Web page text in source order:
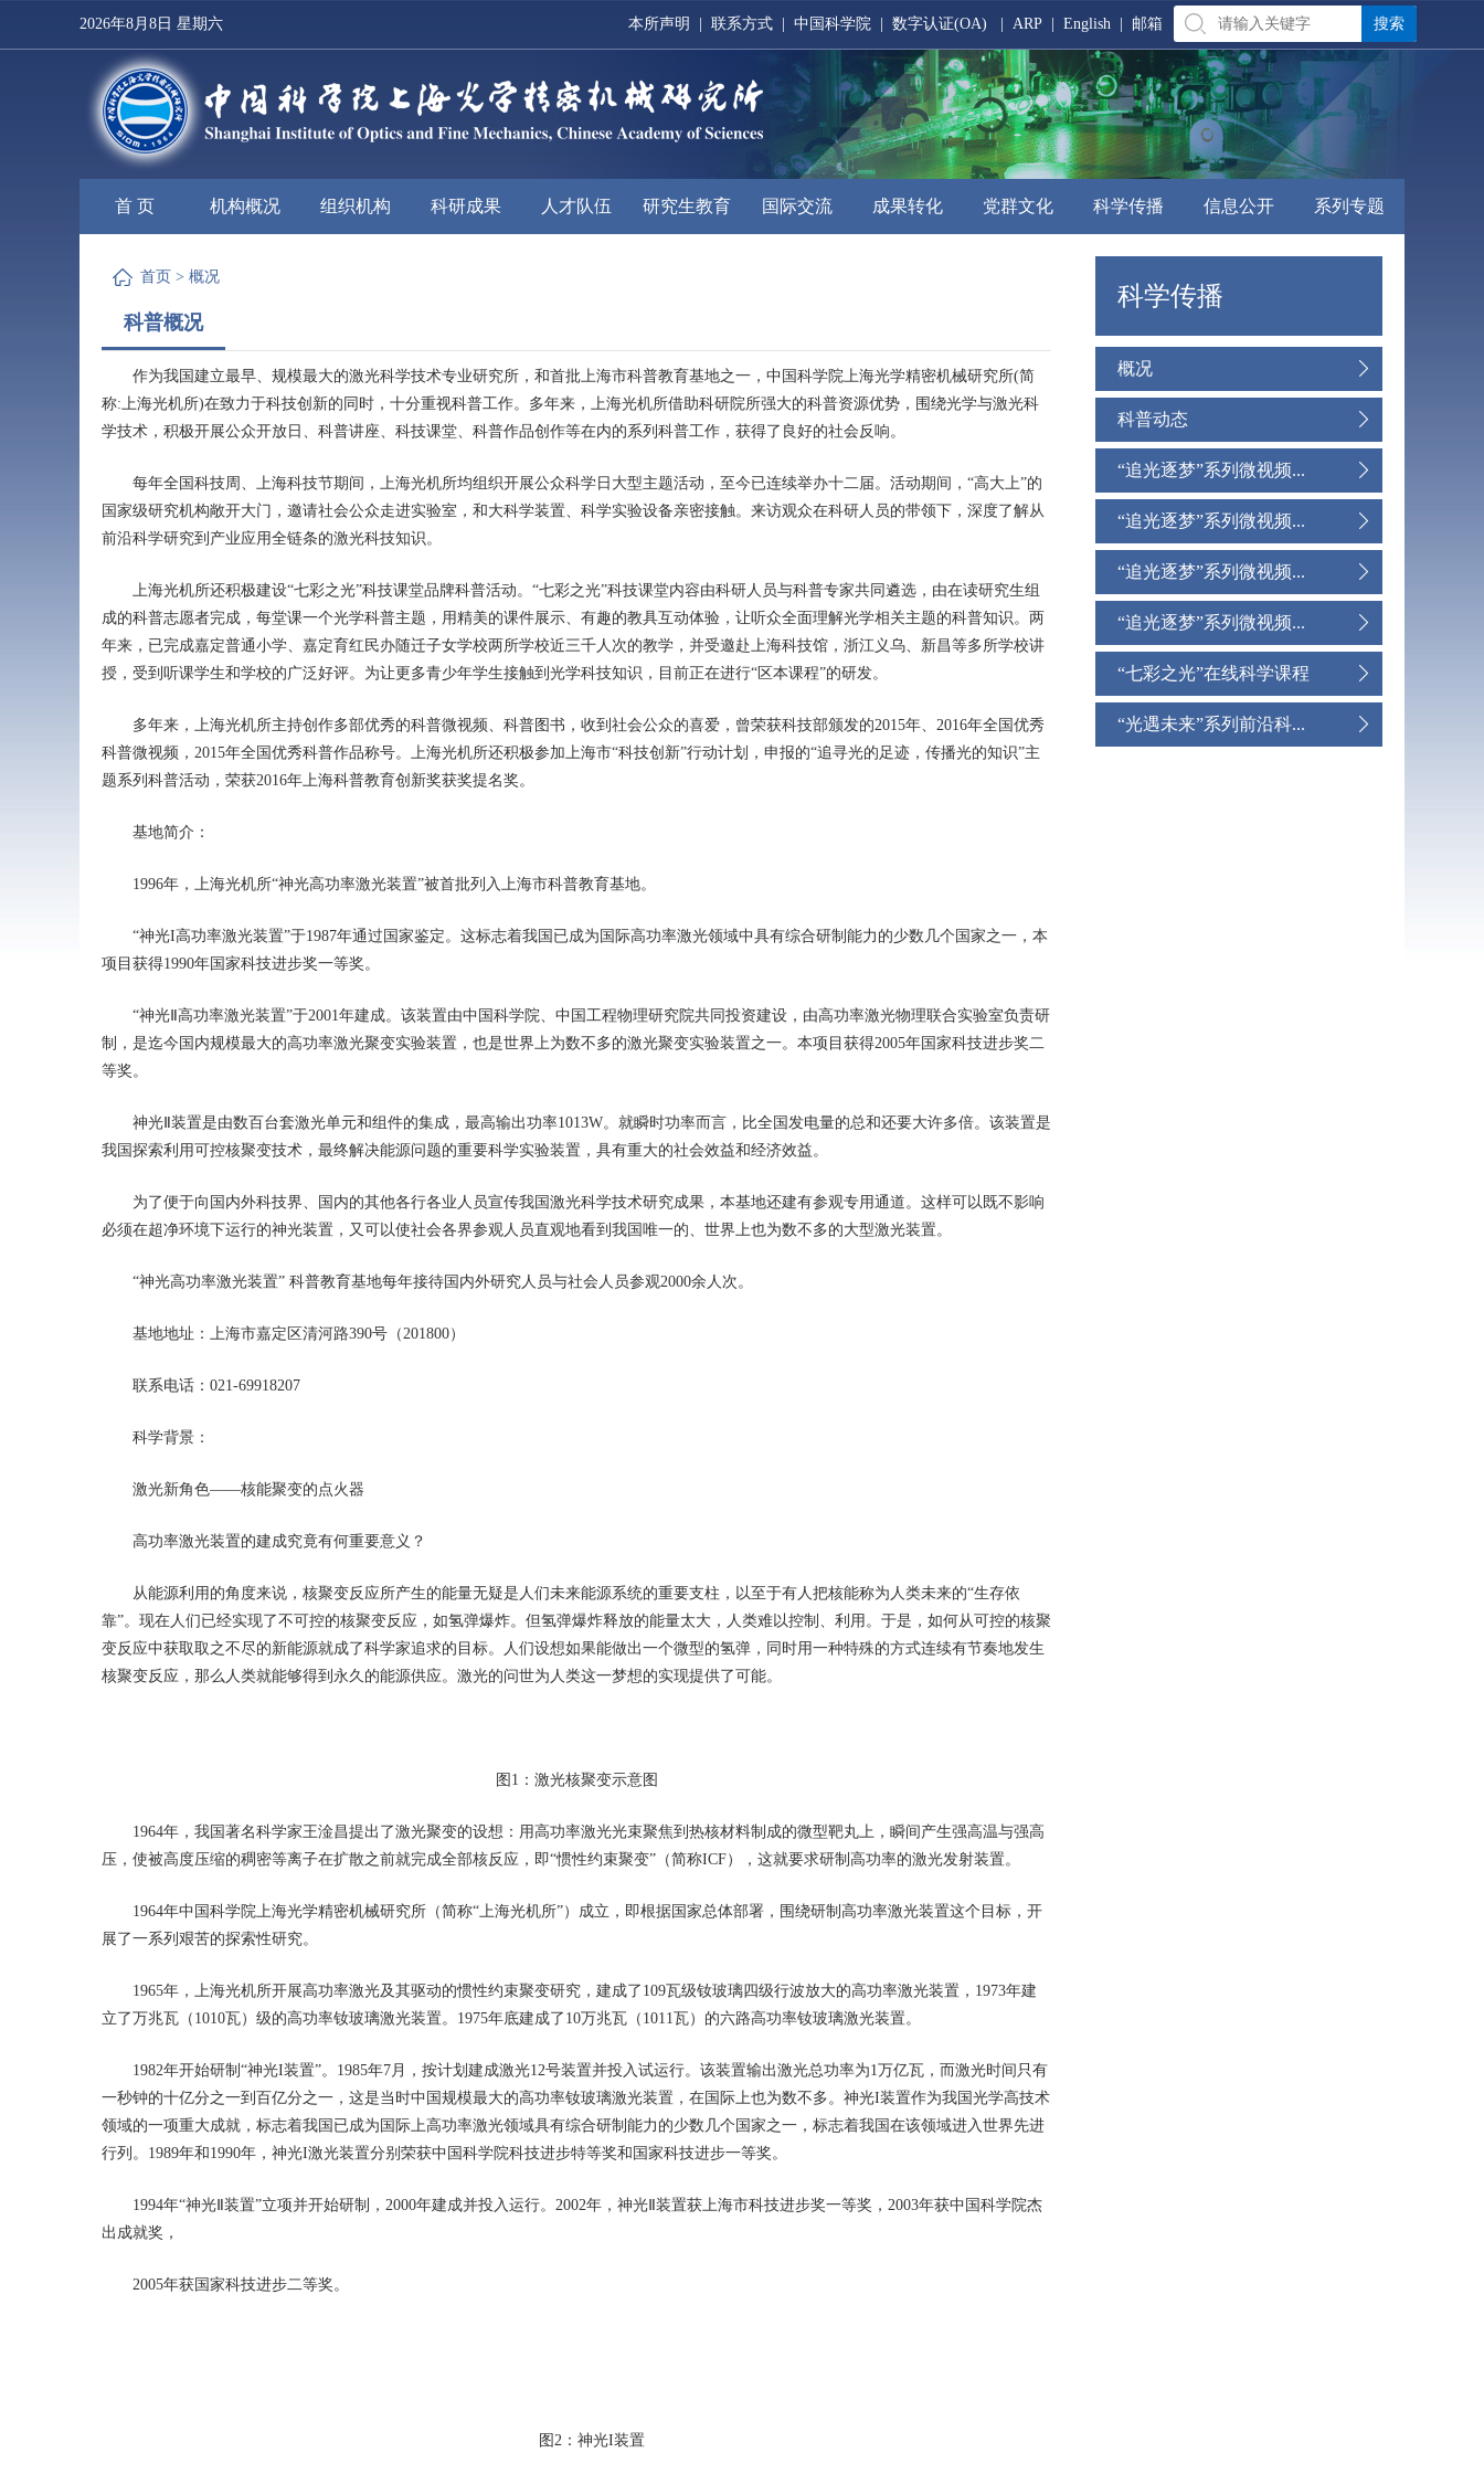
2026年8月8日 星期六 本所声明 联系方式 中国科学院 数字认证(OA) ARP English 邮箱
首 页 机构概况 组织机构 科研成果 人才队伍 研究生教育 国际交流 成果转化 党群文化 科学传播 信息公开 系列专题
首页 > 概况
科普概况
作为我国建立最早、规模最大的激光科学技术专业研究所 ，和首批上海市科普教育基地之一 ， 中国科学院上海光学精密机械研究所(简
称:上海光机所)在致力于科技创新的同时，十分重视科普工作。多年来，上海光机所借助科研院所强大的科普资源优势，围绕光学与激光科
学技术，积极开展公众开放日、科普讲座、科技课堂、科普作品创作等在内的系列科普工作，获得了良好的社会反响。
每年全国科技周、上海科技节期间 ， 上海光机所均组织开展公众科学日大型主题活动， 至今已连续举办十二届。 活动期间，“高大上”的
国家级研究机构敞开大门， 邀请社会公众走进实验室，和大科学装置、 科学实验设备亲密接触。 来访观众在科研人员的带领下，深度了解从
前沿科学研究到 产业应用全链条的激光科技知识。
上海光机所还积极建设“七彩之光”科技课堂品牌科普活动。 “七彩之光”科技课堂内容由科研人员与科普专家共同遴选，由在读研究生组
成的科普志愿者完成， 每堂课一个光学科普主题，用精美的课件展示、有趣的教具互动体验，让听众全面理解光学相关主题的科普知识。两
年来 ， 已完成嘉定普通小学、嘉定育红民办随迁子女学校两所学校近三千人次的教学， 并受邀赴上海科技馆 ， 浙江义乌、新昌等多所学校讲
授 ，受到听课学生和学校的广泛好评。 为让更多青少年学生接触到光学科技知识，目前正在进行“ 区本课程”的研发。
多年来 ， 上海光机所主持创作多部优秀的科普微视频、科普图书 ，收到社会公众的喜爱 ，曾荣获科技部颁发的2015年、 2016年全国优秀
科普微视频 ， 2015年全国优秀科普作品称号。上海光机所还积极参加上海市“科技创新”行动计划， 申报的“追寻光的足迹，传播光的知识”主
题系列科普活动，荣获2016年上海科普教育创新奖获奖提名奖。
基地简介：
1996年，上海光机所“神光高功率激光装置”被首批列入上海市科普教育基地。
“神光I高功率激光装置”于1987年通过国家鉴定。这标志着我国已成为国际高功率激光领域中具有综合研制能力的少数几个国家之一，本
项目获得1990年国家科技进步奖一等奖。
“神光Ⅱ高功率激光装置”于2001年建成。该装置由中国科学院、中国工程物理研究院共同投资建设，由高功率激光物理联合实验室负责研
制，是迄今国内规模最大的高功率激光聚变实验装置，也是世界上为数不多的激光聚变实验装置之一。本项目获得2005年国家科技进步奖二
等奖。
神光Ⅱ装置是由数百台套激光单元和组件的集成，最高输出功率1013W。就瞬时功率而言，比全国发电量的总和还要大许多倍。该装置是
我国探索利用可控核聚变技术，最终解决能源问题的重要科学实验装置，具有重大的社会效益和经济效益。
为了便于向国内外科技界、国内的其他各行各业人员宣传我国激光科学技术研究成果，本基地还建有参观专用通道。这样可以既不影响
必须在超净环境下运行的神光装置，又可以使社会各界参观人员直观地看到我国唯一的、世界上也为数不多的大型激光装置。
“神光高功率激光装置” 科普教育基地每年接待国内外研究人员与社会人员参观2000余人次。
基地地址：上海市嘉定区清河路390号（201800）
联系电话：021-69918207
科学背景：
激光新角色——核能聚变的点火器
高功率激光装置的建成究竟有何重要意义？
从能源利用的角度来说，核聚变反应所产生的能量无疑是人们未来能源系统的重要支柱，以至于有人把核能称为人类未来的“生存依
靠”。现在人们已经实现了不可控的核聚变反应，如氢弹爆炸。但氢弹爆炸释放的能量太大，人类难以控制、利用。于是，如何从可控的核聚
变反应中获取取之不尽的新能源就成了科学家追求的目标。人们设想如果能做出一个微型的氢弹，同时用一种特殊的方式连续有节奏地发生
核聚变反应，那么人类就能够得到永久的能源供应。激光的问世为人类这一梦想的实现提供了可能。
图1：激光核聚变示意图
1964年，我国著名科学家王淦昌提出了激光聚变的设想：用高功率激光光束聚焦到热核材料制成的微型靶丸上，瞬间产生强高温与强高
压，使被高度压缩的稠密等离子在扩散之前就完成全部核反应，即“惯性约束聚变”（简称ICF），这就要求研制高功率的激光发射装置。
1964年中国科学院上海光学精密机械研究所（简称“上海光机所”）成立，即根据国家总体部署，围绕研制高功率激光装置这个目标，开
展了一系列艰苦的探索性研究。
1965年，上海光机所开展高功率激光及其驱动的惯性约束聚变研究，建成了109瓦级钕玻璃四级行波放大的高功率激光装置，1973年建
立了万兆瓦（1010瓦）级的高功率钕玻璃激光装置。1975年底建成了10万兆瓦（1011瓦）的六路高功率钕玻璃激光装置。
1982年开始研制“神光I装置”。1985年7月，按计划建成激光12号装置并投入试运行。该装置输出激光总功率为1万亿瓦，而激光时间只有
一秒钟的十亿分之一到百亿分之一，这是当时中国规模最大的高功率钕玻璃激光装置，在国际上也为数不多。神光I装置作为我国光学高技术
领域的一项重大成就，标志着我国已成为国际上高功率激光领域具有综合研制能力的少数几个国家之一，标志着我国在该领域进入世界先进
行列。1989年和1990年，神光I激光装置分别荣获中国科学院科技进步特等奖和国家科技进步一等奖。
1994年“神光Ⅱ装置”立项并开始研制，2000年建成并投入运行。2002年，神光Ⅱ装置获上海市科技进步奖一等奖，2003年获中国科学院杰
出成就奖，
2005年获国家科技进步二等奖。
图2：神光I装置
科学传播
概况
科普动态
“追光逐梦”系列微视频...
“追光逐梦”系列微视频...
“追光逐梦”系列微视频...
“追光逐梦”系列微视频...
“七彩之光”在线科学课程
“光遇未来”系列前沿科...